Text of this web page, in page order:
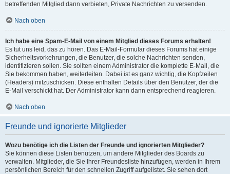
betreffenden Mitglied dann verbieten, Private Nachrichten zu versenden.
Nach oben
Ich habe eine Spam-E-Mail von einem Mitglied dieses Forums erhalten!
Es tut uns leid, das zu hören. Das E-Mail-Formular dieses Forums hat einige
Sicherheitsvorkehrungen, die Benutzer, die solche Nachrichten senden,
identifizieren sollen. Sie sollten einem Administrator die komplette E-Mail, die
Sie bekommen haben, weiterleiten. Dabei ist es ganz wichtig, die Kopfzeilen
(Headers) mitzuschicken. Diese enthalten Details über den Benutzer, der die
E-Mail verschickt hat. Der Administrator kann dann entsprechend reagieren.
Nach oben
Freunde und ignorierte Mitglieder
Wozu benötige ich die Listen der Freunde und ignorierten Mitglieder?
Sie können diese Listen benutzen, um andere Mitglieder des Boards zu
verwalten. Mitglieder, die Sie Ihrer Freundesliste hinzufügen, werden in Ihrem
persönlichen Bereich für den schnellen Zugriff aufgelistet. Sie sehen dort